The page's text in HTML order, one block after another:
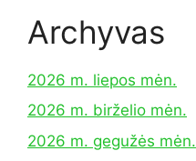
Archyvas
2026 m. liepos mėn.
2026 m. birželio mėn.
2026 m. gegužės mėn.